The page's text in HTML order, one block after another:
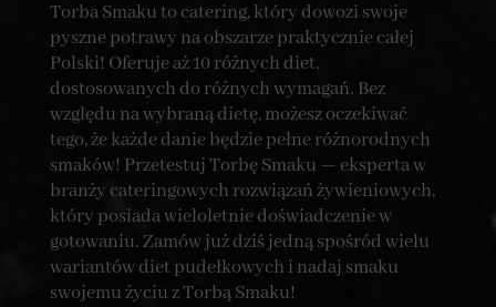
Torba Smaku to catering, który dowozi swoje
pyszne potrawy na obszarze praktycznie całej
Polski! Oferuje aż 10 różnych diet,
dostosowanych do różnych wymagań. Bez
względu na wybraną dietę, możesz oczekiwać
tego, że każde danie będzie pełne różnorodnych
smaków! Przetestuj Torbę Smaku — eksperta w
branży cateringowych rozwiązań żywieniowych,
który posiada wieloletnie doświadczenie w
gotowaniu. Zamów już dziś jedną spośród wielu
wariantów diet pudełkowych i nadaj smaku
swojemu życiu z Torbą Smaku!